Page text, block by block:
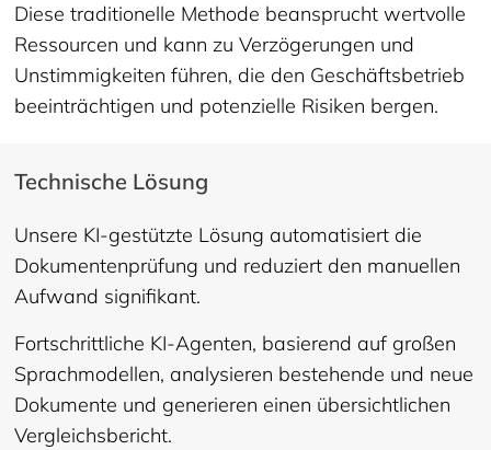
Diese traditionelle Methode beansprucht wertvolle
Ressourcen und kann zu Verzögerungen und
Unstimmigkeiten führen, die den Geschäftsbetrieb
beeinträchtigen und potenzielle Risiken bergen.
Technische Lösung
Unsere KI-gestützte Lösung automatisiert die
Dokumentenprüfung und reduziert den manuellen
Aufwand signifikant.
Fortschrittliche KI-Agenten, basierend auf großen
Sprachmodellen, analysieren bestehende und neue
Dokumente und generieren einen übersichtlichen
Vergleichsbericht.